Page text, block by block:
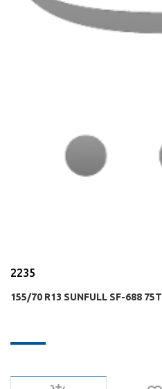
2235
155/70 R13 SUNFULL SF-688 75T